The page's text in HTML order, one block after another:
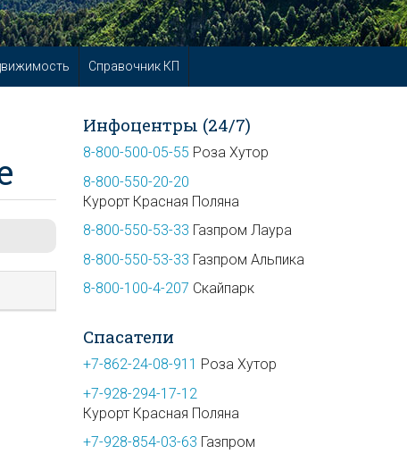
Справочник КП
Инфоцентры (24/7)
8-800-500-05-55 Роза Хутор
8-800-550-20-20
Курорт Красная Поляна
8-800-550-53-33 Газпром Лаура
8-800-550-53-33 Газпром Альпика
8-800-100-4-207 Скайпарк
Спасатели
+7-862-24-08-911 Роза Хутор
+7-928-294-17-12
Курорт Красная Поляна
+7-928-854-03-63 Газпром